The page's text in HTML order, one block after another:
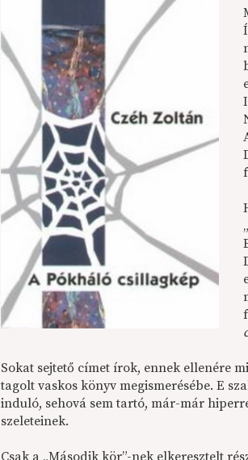
Sokat sejtető címet írok, ennek ellenére
tagolt vaskos könyv megismerésébe. E
induló, sehová sem tartó, már-már
szeleteinek.
Csak a „Második kör”-nek elkeresztelt